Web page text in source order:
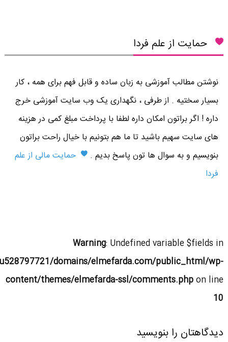
حمایت از علم فردا
نوشتن مطالب آموزشی به زبان ساده و قابل فهم برای همه ، کار
بسیار سختیه . از طرفی ، نگهداری یک وب سایت آموزشی خرج
داره ! اگر براتون امکان داره لطفا با پرداخت مبلغ کمی در هزینه
های سایت سهیم باشید تا ما هم بتونیم با خیال راحت براتون
بنویسیم و به سوال ها تون پاسخ بدیم .
حمایت مالی از علم
فردا
Warning: Undefined variable $fields in
domains/elmefarda.com/public_html/wp-
content/themes/elmefarda-ssl/comments.phpon line
10
دیدگاهتان را بنویسید